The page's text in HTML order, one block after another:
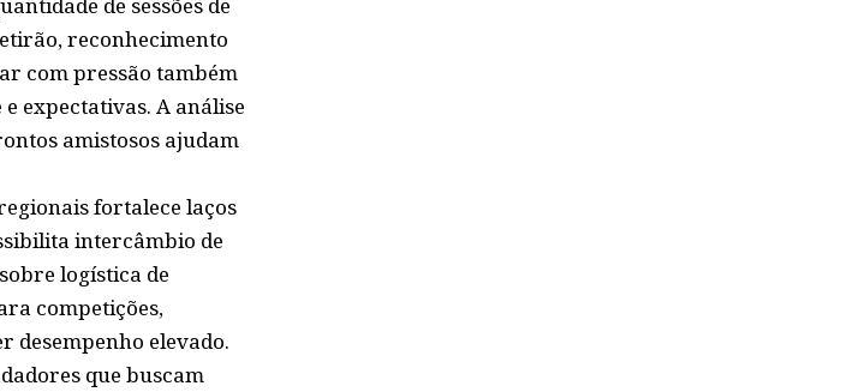
reconhecimento
com pressão também
expectativas. A análise
amistosos ajudam
fortalece laços
intercâmbio de
logística de
competições,
desempenho elevado.
que buscam